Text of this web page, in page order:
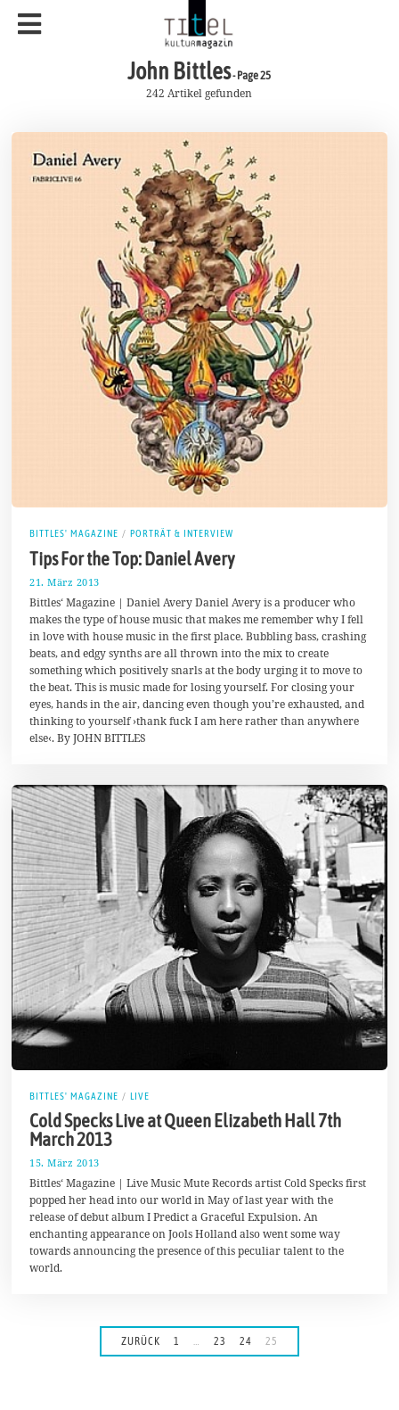
John Bittles- Page 25
242 Artikel gefunden
BITTLES' MAGAZINE / PORTRÄT & INTERVIEW
Tips For the Top: Daniel Avery
21. März 2013
.
A
u
g
u
s
t
2
1
7
Bittles‘ Magazine | Daniel Avery Daniel Avery is a producer who
makes the type of house music that makes me remember why I fell
in love with house music in the first place. Bubbling bass, crashing
beats, and edgy synths are all thrown into the mix to create
something which positively snarls at the body urging it to move to
the beat. This is music made for losing yourself. For closing your
eyes, hands in the air, dancing even though you’re exhausted, and
thinking to yourself ›thank fuck I am here rather than anywhere
else‹. By JOHN BITTLES
BITTLES' MAGAZINE / LIVE
Cold Specks Live at Queen Elizabeth Hall 7th
March 2013
15. März 2013
5
.
S
e
p
t
e
2
Bittles‘ Magazine | Live Music Mute Records artist Cold Specks first
popped her head into our world in May of last year with the
release of debut album I Predict a Graceful Expulsion. An
enchanting appearance on Jools Holland also went some way
towards announcing the presence of this peculiar talent to the
world.
ZURÜCK 1 … 23 24 25